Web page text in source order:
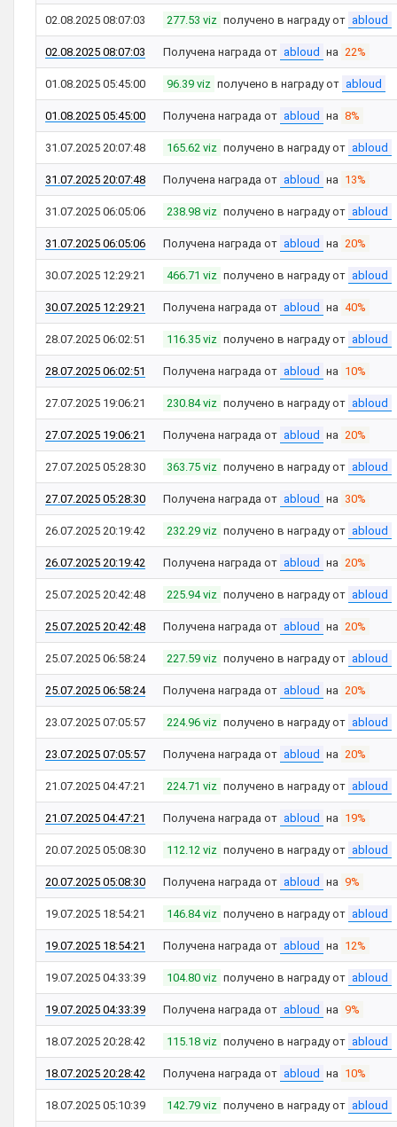
02.08.2025 08:07:03 277.53 viz получено в награду от abloud
02.08.2025 08:07:03 Получена награда от abloud на 22%
01.08.2025 05:45:00 96.39 viz получено в награду от abloud
01.08.2025 05:45:00 Получена награда от abloud на 8%
31.07.2025 20:07:48 165.62 viz получено в награду от abloud
31.07.2025 20:07:48 Получена награда от abloud на 13%
31.07.2025 06:05:06 238.98 viz получено в награду от abloud
31.07.2025 06:05:06 Получена награда от abloud на 20%
30.07.2025 12:29:21 466.71 viz получено в награду от abloud
30.07.2025 12:29:21 Получена награда от abloud на 40%
28.07.2025 06:02:51 116.35 viz получено в награду от abloud
28.07.2025 06:02:51 Получена награда от abloud на 10%
27.07.2025 19:06:21 230.84 viz получено в награду от abloud
27.07.2025 19:06:21 Получена награда от abloud на 20%
27.07.2025 05:28:30 363.75 viz получено в награду от abloud
27.07.2025 05:28:30 Получена награда от abloud на 30%
26.07.2025 20:19:42 232.29 viz получено в награду от abloud
26.07.2025 20:19:42 Получена награда от abloud на 20%
25.07.2025 20:42:48 225.94 viz получено в награду от abloud
25.07.2025 20:42:48 Получена награда от abloud на 20%
25.07.2025 06:58:24 227.59 viz получено в награду от abloud
25.07.2025 06:58:24 Получена награда от abloud на 20%
23.07.2025 07:05:57 224.96 viz получено в награду от abloud
23.07.2025 07:05:57 Получена награда от abloud на 20%
21.07.2025 04:47:21 224.71 viz получено в награду от abloud
21.07.2025 04:47:21 Получена награда от abloud на 19%
20.07.2025 05:08:30 112.12 viz получено в награду от abloud
20.07.2025 05:08:30 Получена награда от abloud на 9%
19.07.2025 18:54:21 146.84 viz получено в награду от abloud
19.07.2025 18:54:21 Получена награда от abloud на 12%
19.07.2025 04:33:39 104.80 viz получено в награду от abloud
19.07.2025 04:33:39 Получена награда от abloud на 9%
18.07.2025 20:28:42 115.18 viz получено в награду от abloud
18.07.2025 20:28:42 Получена награда от abloud на 10%
18.07.2025 05:10:39 142.79 viz получено в награду от abloud